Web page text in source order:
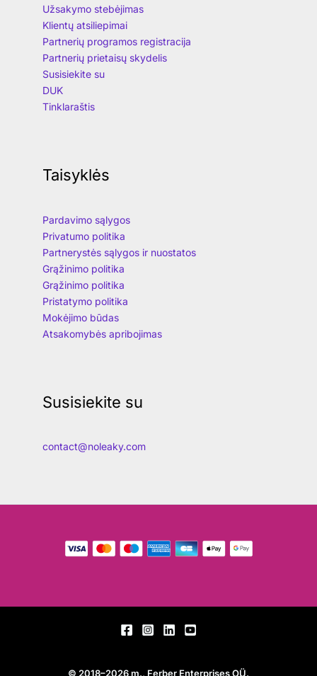
Užsakymo stebėjimas
Klientų atsiliepimai
Partnerių programos registracija
Partnerių prietaisų skydelis
Susisiekite su
DUK
Tinklaraštis
Taisyklės
Pardavimo sąlygos
Privatumo politika
Partnerystės sąlygos ir nuostatos
Grąžinimo politika
Grąžinimo politika
Pristatymo politika
Mokėjimo būdas
Atsakomybės apribojimas
Susisiekite su
contact@noleaky.com
© 2018–2026 m., Ferber Enterprises OÜ.